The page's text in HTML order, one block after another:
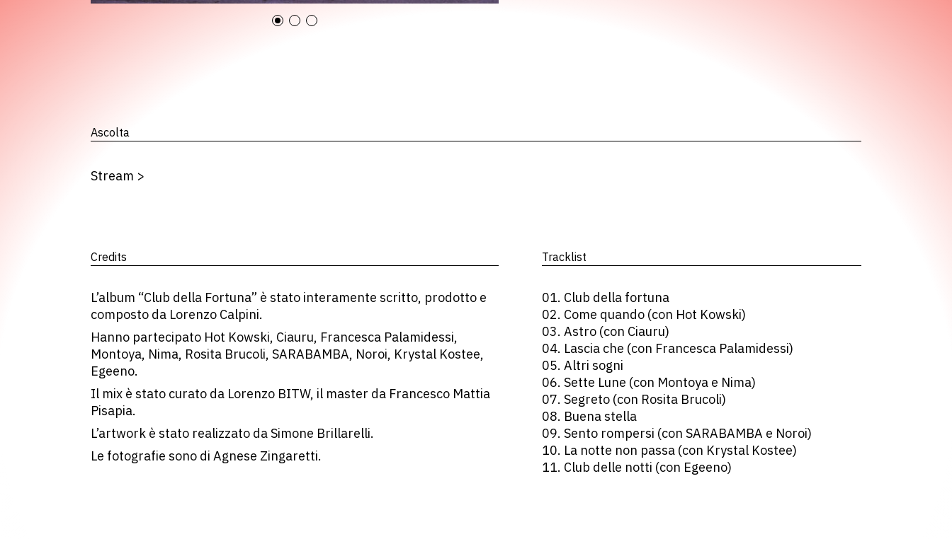
Ascolta
Stream >
Credits
L’album “Club della Fortuna” è stato interamente scritto, prodotto e
composto da Lorenzo Calpini.
Hanno partecipato Hot Kowski, Ciauru, Francesca Palamidessi,
Montoya, Nima, Rosita Brucoli, SARABAMBA, Noroi, Krystal Kostee,
Egeeno.
Il mix è stato curato da Lorenzo BITW, il master da Francesco Mattia
Pisapia.
L’artwork è stato realizzato da Simone Brillarelli.
Le fotografie sono di Agnese Zingaretti.
Tracklist
01. Club della fortuna
02. Come quando (con Hot Kowski)
03. Astro (con Ciauru)
04. Lascia che (con Francesca Palamidessi)
05. Altri sogni
06. Sette Lune (con Montoya e Nima)
07. Segreto (con Rosita Brucoli)
08. Buena stella
09. Sento rompersi (con SARABAMBA e Noroi)
10. La notte non passa (con Krystal Kostee)
11. Club delle notti (con Egeeno)